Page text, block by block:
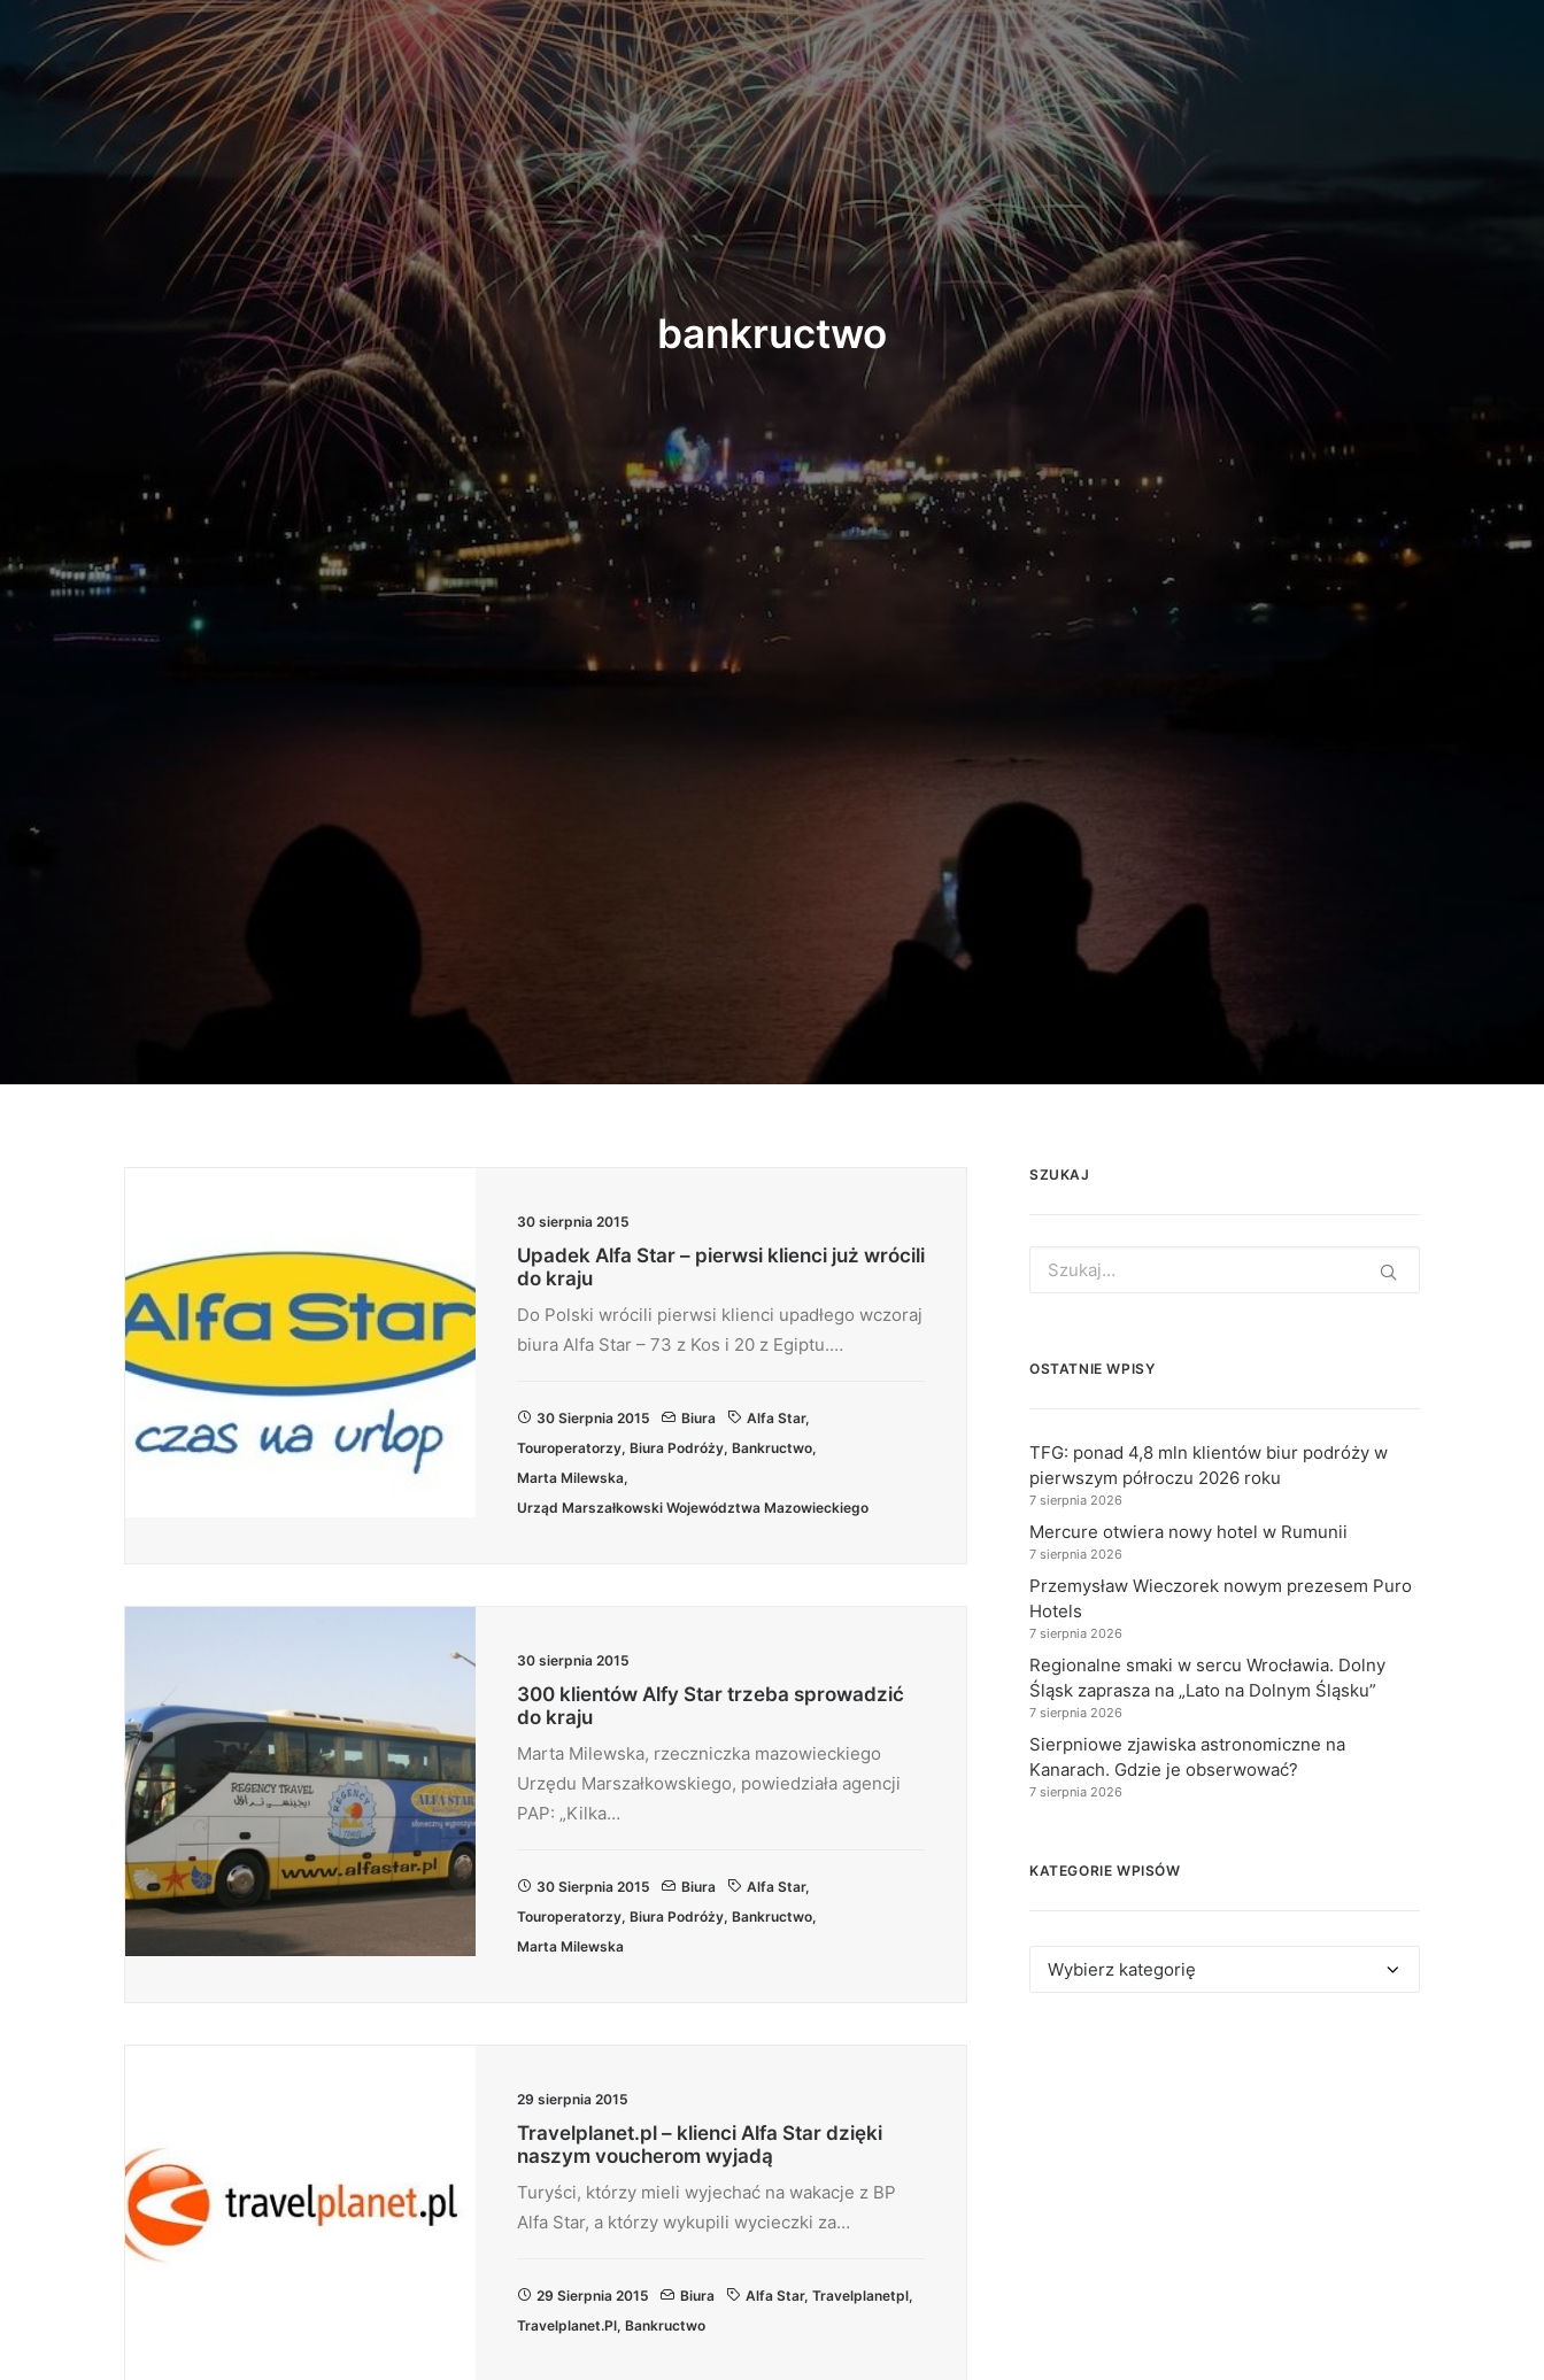
bankructwo
30 sierpnia 2015
Upadek Alfa Star – pierwsi klienci już wrócili
do kraju
Do Polski wrócili pierwsi klienci upadłego wczoraj
biura Alfa Star – 73 z Kos i 20 z Egiptu.…
30 Sierpnia 2015 Biura Alfa Star,
Touroperatorzy, Biura Podróży, Bankructwo,
Marta Milewska,
Urząd Marszałkowski Województwa Mazowieckiego
30 sierpnia 2015
300 klientów Alfy Star trzeba sprowadzić
do kraju
Marta Milewska, rzeczniczka mazowieckiego
Urzędu Marszałkowskiego, powiedziała agencji
PAP: „Kilka…
30 Sierpnia 2015 Biura Alfa Star,
Touroperatorzy, Biura Podróży, Bankructwo,
Marta Milewska
29 sierpnia 2015
Travelplanet.pl – klienci Alfa Star dzięki
naszym voucherom wyjadą
Turyści, którzy mieli wyjechać na wakacje z BP
Alfa Star, a którzy wykupili wycieczki za…
29 Sierpnia 2015 Biura Alfa Star, Travelplanetpl,
Travelplanet.pl, Bankructwo
SZUKAJ
for:
OSTATNIE WPISY
TFG: ponad 4,8 mln klientów biur podróży w
pierwszym półroczu 2026 roku
7 sierpnia 2026
Mercure otwiera nowy hotel w Rumunii
7 sierpnia 2026
Przemysław Wieczorek nowym prezesem Puro
Hotels
7 sierpnia 2026
Regionalne smaki w sercu Wrocławia. Dolny
Śląsk zaprasza na „Lato na Dolnym Śląsku”
7 sierpnia 2026
Sierpniowe zjawiska astronomiczne na
Kanarach. Gdzie je obserwować?
7 sierpnia 2026
KATEGORIE WPISÓW
Kategorie